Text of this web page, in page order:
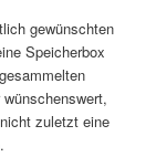
gewünschten
Speicherbox
zuletzt eine